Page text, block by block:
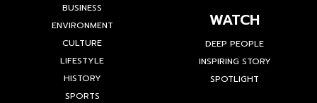
BUSINESS
ENVIRONMENT
CULTURE
LIFESTYLE
HISTORY
SPORTS
WATCH
DEEP PEOPLE
INSPIRING STORY
SPOTLIGHT